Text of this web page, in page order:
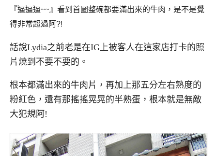
『逼逼逼~~』看到首圖整碗都要滿出來的牛肉，是不是覺
得非常超過阿?!
話說Lydia之前老是在IG上被客人在這家店打卡的照
片燒到不要不要的。
根本都滿出來的牛肉片，再加上那五分左右熟度的
粉紅色，還有那搖搖晃晃的半熟蛋，根本就是無敵
大犯規阿!